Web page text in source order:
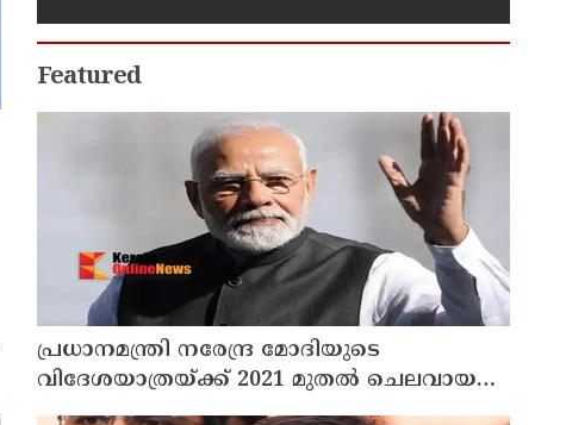
അറസ്റ്റിൽ
Featured
പ്രധാനമന്ത്രി നരേന്ദ്ര മോദിയുടെ
വിദേശയാത്രയ്ക്ക് 2021 മുതല്‍ ചെലവായത്
558കോടി രൂപ